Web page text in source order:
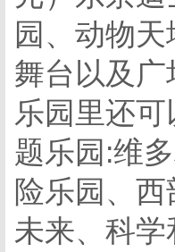
园、动物
舞台以及
乐园里还
题乐园:维
险乐园、
未来、科